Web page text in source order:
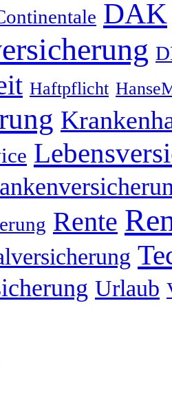
DAK
Haftpflicht
Rente
Urlaub